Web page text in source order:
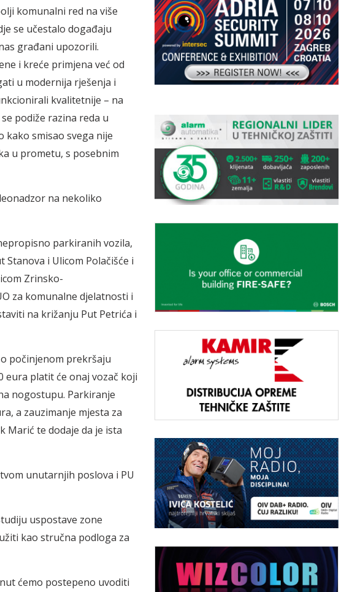
komunalni red na više
se učestalo događaju
građani upozorili.
i kreće primjena već od
u modernija rješenja i
kvalitetnije – na
podiže razina reda u
kako smisao svega nije
u prometu, s posebnim
na nekoliko
parkiranih vozila,
i Ulicom Polačišće i
Zrinsko-
za komunalne djelatnosti i
na križanju Put Petrića i
počinjenom prekršaju
eura platit će onaj vozač koji
nogostupu. Parkiranje
a zauzimanje mjesta za
Marić te dodaje da je ista
unutarnjih poslova i PU
uspostave zone
kao stručna podloga za
ćemo postepeno uvoditi